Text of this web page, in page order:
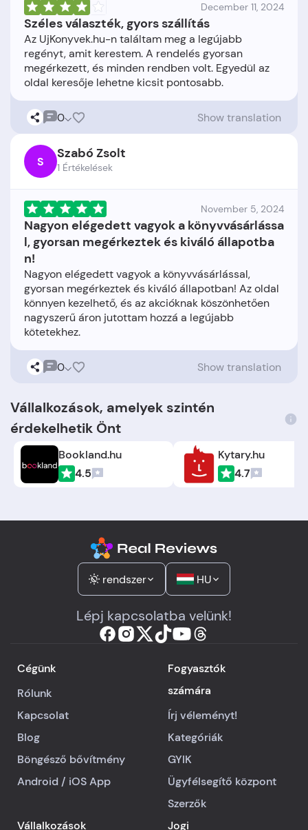
December 11, 2024
Széles választék, gyors szállítás
Az UjKonyvek.hu-n találtam meg a legújabb
regényt, amit kerestem. A rendelés gyorsan
megérkezett, és minden rendben volt. Egyedül az
0 Show translation
S Szabó Zsolt
1 Értékelések
November 5, 2024
Nagyon elégedett vagyok a könyvvásárlássa
l, gyorsan megérkeztek és kiváló állapotba
n!
Nagyon elégedett vagyok a könyvvásárlással,
gyorsan megérkeztek és kiváló állapotban! Az oldal
könnyen kezelhető, és az akcióknak köszönhetően
nagyszerű áron jutottam hozzá a legújabb
0 Show translation
Vállalkozások, amelyek szintén
érdekelhetik Önt
Bookland.hu
4.5
Kytary.hu
4.7
rendszer HU
Lépj kapcsolatba velünk!
Cégünk
Rólunk
Kapcsolat
Blog
Böngésző bővítmény
Android/ iOSApp
Fogyasztók
számára
Írj véleményt!
Kategóriák
GYIK
Ügyfélsegítő központ
Szerzők
Vállalkozások
Jogi